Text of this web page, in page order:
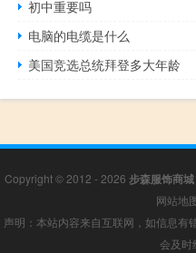
初中重要吗
电脑的电缆是什么
美国竞选总统拜登多大年龄
Copyright © 2012 - 2026 步森服饰商城
网站地
声明：本站内容来自互联网，如信息
会及时